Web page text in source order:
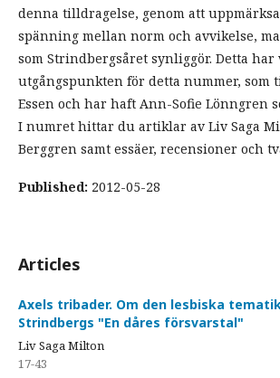
denna tilldragelse, genom att
spänning mellan norm och avvikelse,
som Strindbergsåret synliggör. Detta
utgångspunkten för detta nummer, som
Essen och har haft Ann-Sofie Lönngren
I numret hittar du artiklar av Liv Saga
Berggren samt essäer, recensioner och
Published: 2012-05-28
Articles
Axels tribader. Om den lesbiska
Strindbergs "En dåres försvarstal"
Liv Saga Milton
17-43